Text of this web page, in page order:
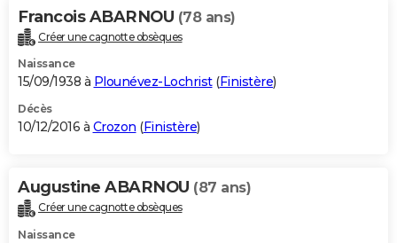
Francois ABARNOU (78 ans)
Créer une cagnotte obsèques
Naissance
15/09/1938 à Plounévez-Lochrist(Finistère)
Décès
10/12/2016 à Crozon (Finistère)
Augustine ABARNOU (87 ans)
Créer une cagnotte obsèques
Naissance